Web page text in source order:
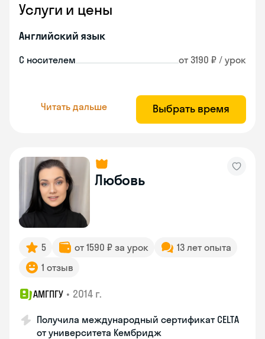
Услуги и цены
Английский язык
С носителем от 3190 ₽ / урок
Читать дальше Выбрать время
Любовь
5 от 1590 ₽ за урок
13 лет опыта
1 отзыв
АМГПГУ • 2014 г.
Получила международный сертификат CELTA
от университета Кембридж